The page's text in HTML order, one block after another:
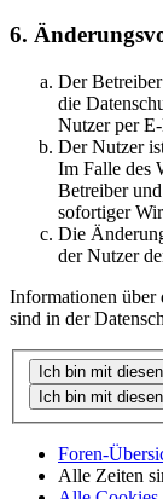
6.
Der
die
Nutzer per
Der Nutzer
Im Falle des
Betreiber
sofortiger
Die
der Nutzer
Informationen über
sind in der
Foren-
Alle Zeiten